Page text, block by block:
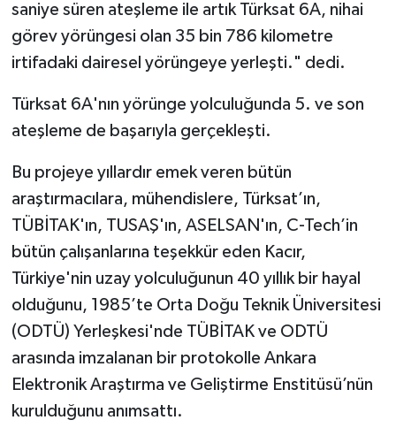
saniye süren ateşleme ile artık Türksat 6A, nihai
görev yörüngesi olan 35 bin 786 kilometre
irtifadaki dairesel yörüngeye yerleşti." dedi.
Türksat 6A'nın yörünge yolculuğunda 5. ve son
ateşleme de başarıyla gerçekleşti.
Bu projeye yıllardır emek veren bütün
araştırmacılara, mühendislere, Türksat’ın,
TÜBİTAK'ın, TUSAŞ'ın, ASELSAN'ın, C-Tech’in
bütün çalışanlarına teşekkür eden Kacır,
Türkiye'nin uzay yolculuğunun 40 yıllık bir hayal
olduğunu, 1985’te Orta Doğu Teknik Üniversitesi
(ODTÜ) Yerleşkesi'nde TÜBİTAK ve ODTÜ
arasında imzalanan bir protokolle Ankara
Elektronik Araştırma ve Geliştirme Enstitüsü’nün
kurulduğunu anımsattı.